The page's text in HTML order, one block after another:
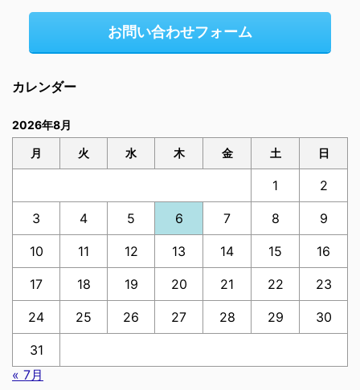
お問い合わせフォーム
カレンダー
2026年8月
月 火 水 木 金 土 日
1 2
3 4 5 6 7 8 9
10 11 12 13 14 15 16
17 18 19 20 21 22 23
24 25 26 27 28 29 30
31
« 7月